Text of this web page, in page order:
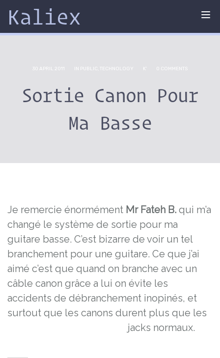
Kaliex
30 APRIL 2011 IN PUBLIC TECHNOLOGY K' 0 COMMENTS
Sortie Canon Pour
Ma Basse
Je remercie énormément Mr Fateh B. qui m’a
changé le système de sortie pour ma
guitare basse. C’est bizarre de voir un tel
branchement pour une guitare. Ce que j’ai
aimé c’est que quand on branche avec un
câble canon grâce a lui on évite les
accidents de débranchement inopinés, et
surtout que les canons durent plus que les
jacks normaux.